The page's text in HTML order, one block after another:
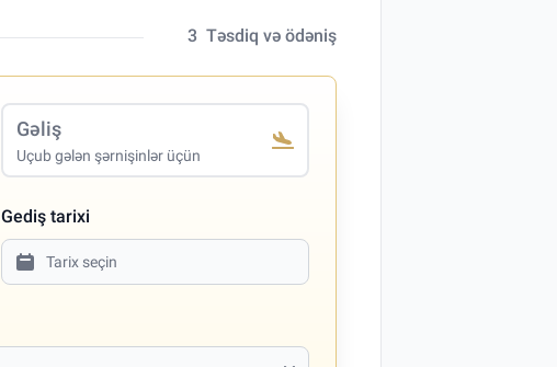
3 Təsdiq və ödəniş
Gəliş
Uçub gələn şərnişinlər üçün
Gediş tarixi